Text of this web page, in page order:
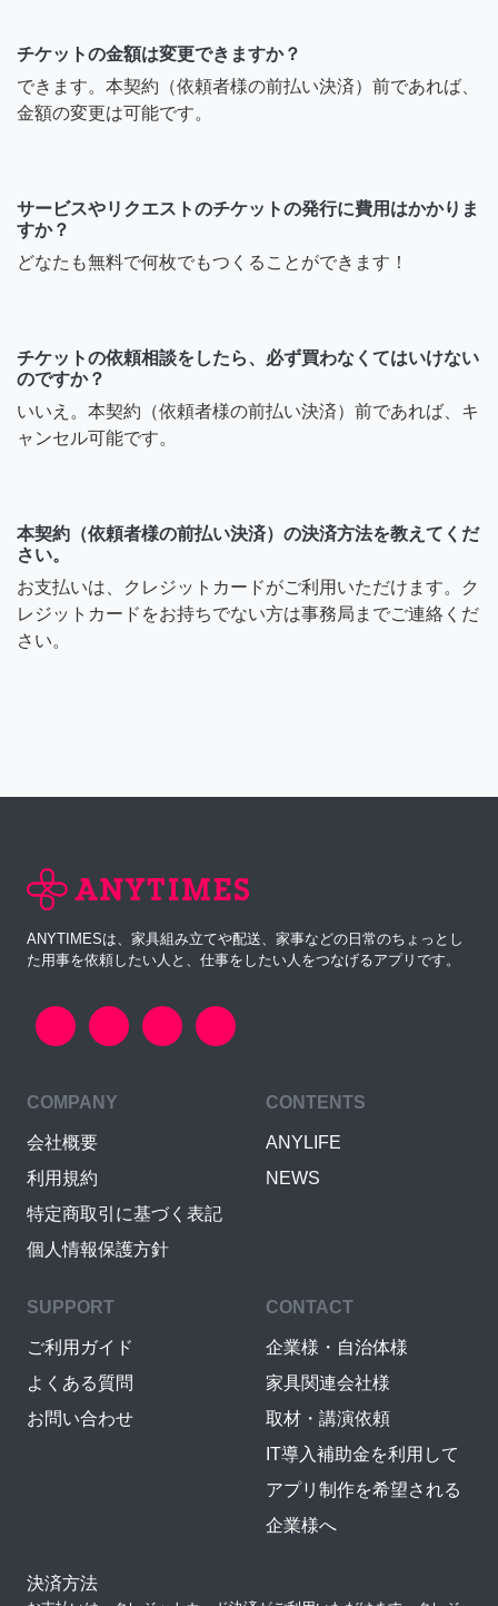
チケットの金額は変更できますか？
できます。本契約（依頼者様の前払い決済）前であれば、
金額の変更は可能です。
サービスやリクエストのチケットの発行に費用はかかりま
すか？
どなたも無料で何枚でもつくることができます！
チケットの依頼相談をしたら、必ず買わなくてはいけない
のですか？
いいえ。本契約（依頼者様の前払い決済）前であれば、キ
ャンセル可能です。
本契約（依頼者様の前払い決済）の決済方法を教えてくだ
さい。
お支払いは、クレジットカードがご利用いただけます。ク
レジットカードをお持ちでない方は事務局までご連絡くだ
さい。
ANYTIMESは、家具組み立てや配送、家事などの日常のちょっとし
た用事を依頼したい人と、仕事をしたい人をつなげるアプリです。
COMPANY
会社概要
利用規約
特定商取引に基づく表記
個人情報保護方針
CONTENTS
ANYLIFE
NEWS
SUPPORT
ご利用ガイド
よくある質問
お問い合わせ
CONTACT
企業様・自治体様
家具関連会社様
取材・講演依頼
IT導入補助金を利用して
アプリ制作を希望される
企業様へ
決済方法